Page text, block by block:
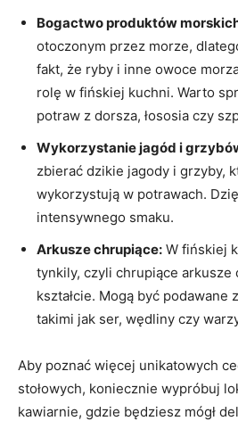
Bogactwo produktów⁣
otoczonym przez morze,
fakt, ‌że ryby i inne ‌owoce
rolę w fińskiej kuchni.⁤ Warto
potraw z dorsza, łososia⁤ czy⁤
Wykorzystanie jagód i
zbierać dzikie ‍jagody i grzyby,⁤
wykorzystują‌ w potrawach.
‌intensywnego smaku.
Arkusze ⁢chrupiące: W ⁣fińskiej
tynkily, czyli chrupiące arkusze⁣
⁣kształcie. Mogą być podawane
takimi jak ‍ser, ⁤wędliny czy
Aby poznać więcej⁣ unikatowych
stołowych, koniecznie wypróbuj
‍kawiarnie, gdzie ‍będziesz⁣ mógł